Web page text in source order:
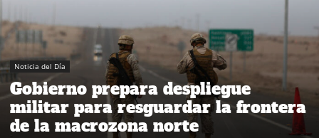
Noticia del Día
Gobierno prepara despliegue
militar para resguardar la frontera
de la macrozona norte